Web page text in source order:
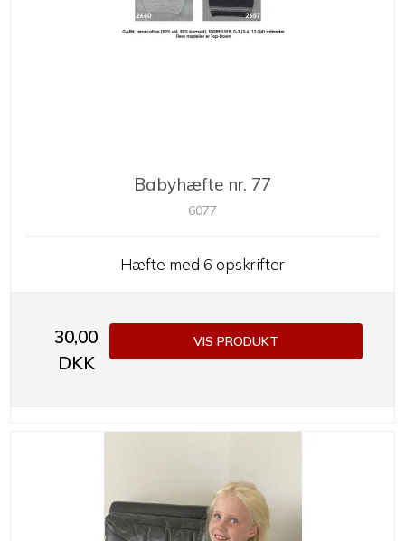
Babyhæfte nr. 77
6077
Hæfte med 6 opskrifter
30,00
DKK
VIS PRODUKT